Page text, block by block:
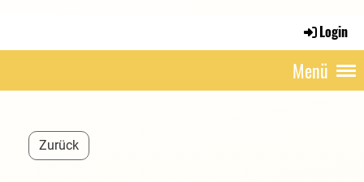
Login
Menü
Zurück